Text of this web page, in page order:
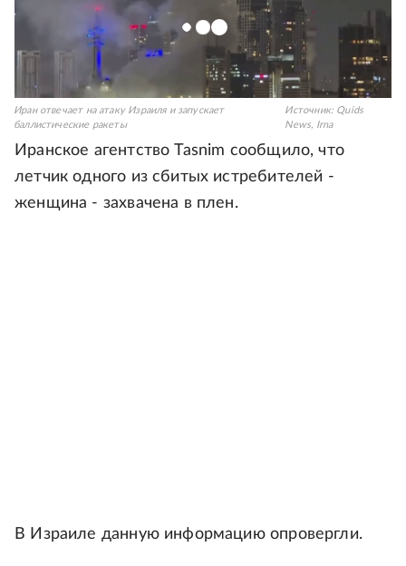
Иран отвечает на атаку Израиля и запускает
баллистические ракеты
Источник: Quids
News, Irna
Иранское агентство Tasnim сообщило, что
летчик одного из сбитых истребителей -
женщина - захвачена в плен.
В Израиле данную информацию опровергли.